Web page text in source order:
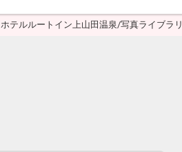
ホテルルートイン上山田温泉/写真ライブラリ